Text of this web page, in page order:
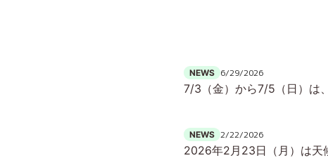
NEWS 6/29/2026
7/3（金）から7/5（日）は
NEWS 2/22/2026
2026年2月23日（月）は天